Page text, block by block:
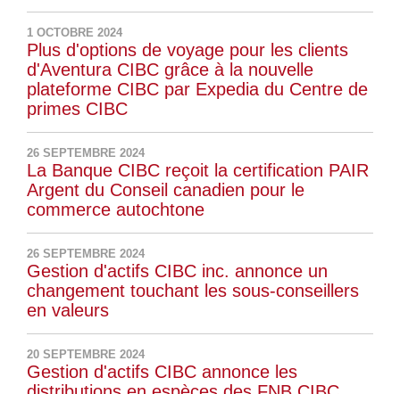
1 OCTOBRE 2024
Plus d'options de voyage pour les clients
d'Aventura CIBC grâce à la nouvelle
plateforme CIBC par Expedia du Centre de
primes CIBC
26 SEPTEMBRE 2024
La Banque CIBC reçoit la certification PAIR
Argent du Conseil canadien pour le
commerce autochtone
26 SEPTEMBRE 2024
Gestion d'actifs CIBC inc. annonce un
changement touchant les sous-conseillers
en valeurs
20 SEPTEMBRE 2024
Gestion d'actifs CIBC annonce les